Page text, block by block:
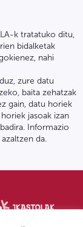
k tratatuko ditu,
bidalketak
nahi
zure datu
baita zehatzak
gain, datu horiek
jasoak izan
Informazio
azaltzen da.